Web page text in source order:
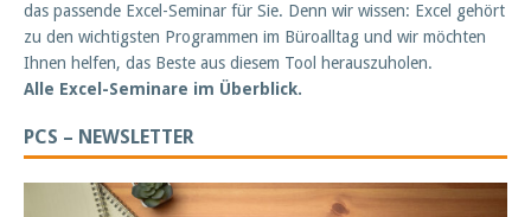
das passende Excel-Seminar für Sie. Denn wir wissen: Excel gehört
zu den wichtigsten Programmen im Büroalltag und wir möchten
Ihnen helfen, das Beste aus diesem Tool herauszuholen.
Alle Excel-Seminare im Überblick.
PCS – NEWSLETTER